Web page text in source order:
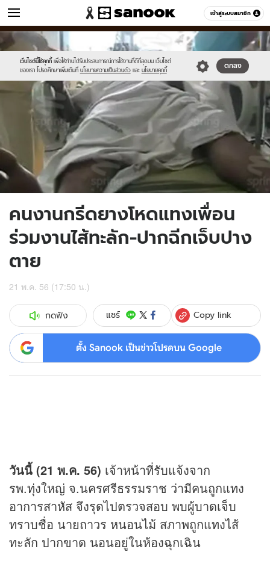
เข้าสู่ระบบสมาชิก
ข่าว หมวดอื่นๆ
เว็บไซต์นี้ใช้คุกกี้ เพื่อให้ท่านได้รับประสบการณ์การใช้งานที่ดีที่สุดบน เว็บไซต์
ของเรา โปรดศึกษาเพิ่มเติมที่ นโยบายความเป็นส่วนตัว และ นโยบายคุกกี้
ตกลง
Sanook
//s.isanook.com/sr/0/images/logo-
new-
sanook.png
600
60
//s.isanook.com/ns/0/ud/237/1187239/1.jpg
คนงานกรีดยางโหดแทงเพื่อน
ร่วมงานไส้ทะลัก-ปากฉีกเจ็บปาง
ตาย
21 พ.ค. 56 (17:50 น.)
กดฟัง แชร์ Copy link
ตั้ง Sanook เป็นข่าวโปรดบน Google
วันนี้ (21 พ.ค. 56) เจ้าหน้าที่รับแจ้งจาก
รพ.ทุ่งใหญ่ จ.นครศรีธรรมราช ว่ามีคนถูกแทง
อาการสาหัส จึงรุดไปตรวจสอบ พบผู้บาดเจ็บ
ทราบชื่อ นายถาวร หนอนไม้ สภาพถูกแทงไส้
ทะลัก ปากขาด นอนอยู่ในห้องฉุกเฉิน